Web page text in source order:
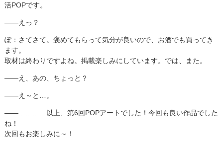
活POPです。
――えっ？
ぽ：さてさて。褒めてもらって気分が良いので、お酒でも買ってき
ます。
取材は終わりですよね。掲載楽しみにしています。では、また。
――え、あの、ちょっと？
――え～と…。
――…………以上、第6回POPアートでした！今回も良い作品でした
ね！
次回もお楽しみに～！